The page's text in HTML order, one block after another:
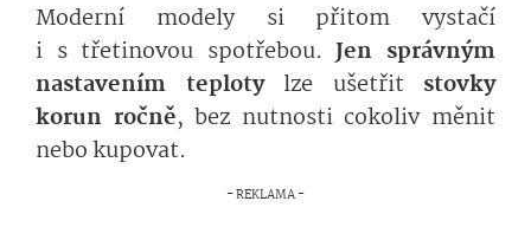
Moderní modely si přitom vystačí
i s třetinovou spotřebou.Jen správným
nastavením teplotylze ušetřit stovky
korun ročně, bez nutnosti cokoliv měnit
nebo kupovat.